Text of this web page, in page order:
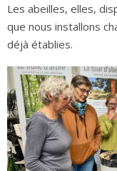
Les abeilles, elles,
que nous installons
déjà établies.